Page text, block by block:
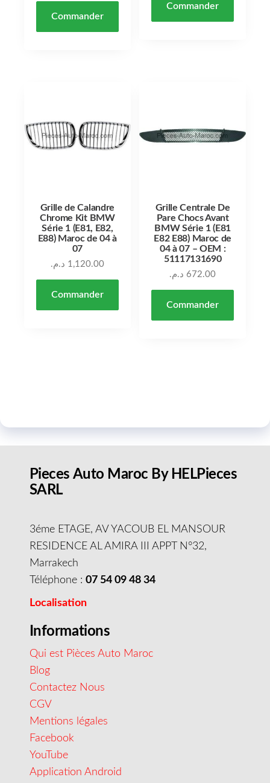
Commander
Commander
Grille de Calandre
Chrome Kit BMW
Série 1 (E81, E82,
E88) Maroc de 04 à
07
1,120.00 د.م.
Commander
Grille Centrale De
Pare Chocs Avant
BMW Série 1 (E81
E82 E88) Maroc de
04 à 07 – OEM :
51117131690
672.00 د.م.
Commander
Pieces Auto Maroc By HELPieces
SARL
3éme ETAGE, AV YACOUB EL MANSOUR
RESIDENCE AL AMIRA III APPT N°32,
Marrakech
Téléphone : 07 54 09 48 34
Localisation
Informations
Qui est Pièces Auto Maroc
Blog
Contactez Nous
CGV
Mentions légales
Facebook
YouTube
Application Android